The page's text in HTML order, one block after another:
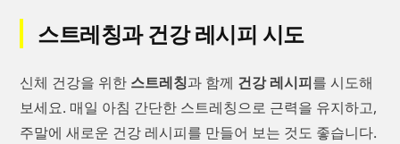
스트레칭과 건강 레시피 시도
신체 건강을 위한 스트레칭과 함께 건강 레시피를 시도해
보세요. 매일 아침 간단한 스트레칭으로 근력을 유지하고,
주말에 새로운 건강 레시피를 만들어 보는 것도 좋습니다.